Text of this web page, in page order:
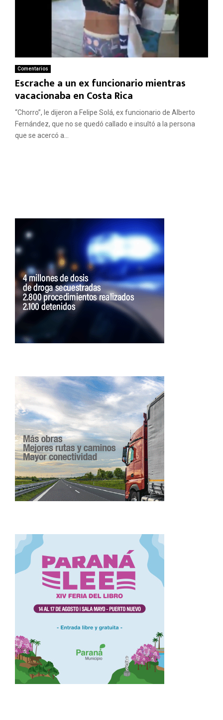
Comentarios
Escrache a un ex funcionario mientras
vacacionaba en Costa Rica
“Chorro”, le dijeron a Felipe Solá, ex funcionario de Alberto
Fernández, que no se quedó callado e insultó a la persona
que se acercó a...